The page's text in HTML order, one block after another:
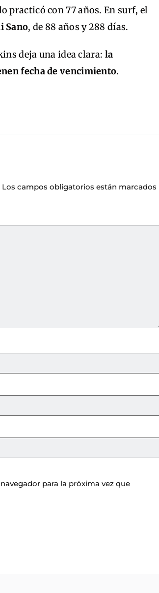
practicó con 77 años. En surf, el
Sano, de 88 años y 288 días.
deja una idea clara: la
fecha de vencimiento.
Los campos obligatorios están marcados
para la próxima vez que